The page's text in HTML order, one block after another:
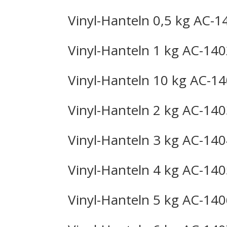
Vinyl-Hanteln 0,5 kg AC-
Vinyl-Hanteln 1 kg AC-
Vinyl-Hanteln 10 kg AC-
Vinyl-Hanteln 2 kg AC-
Vinyl-Hanteln 3 kg AC-
Vinyl-Hanteln 4 kg AC-
Vinyl-Hanteln 5 kg AC-